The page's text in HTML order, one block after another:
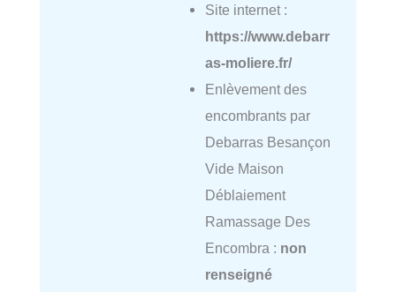
Site internet :
https://www.debarr
as-moliere.fr/
Enlèvement des
encombrants par
Debarras Besançon
Vide Maison
Déblaiement
Ramassage Des
Encombra : non
renseigné